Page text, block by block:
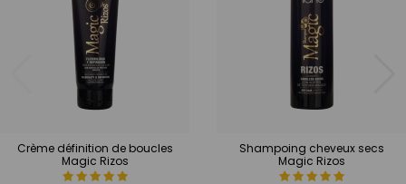
Crème définition de boucles
Magic Rizos
Shampoing cheveux secs
Magic Rizos